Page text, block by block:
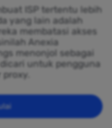
ISP tertentu lebih
yang lain adalah
membatasi akses
Anexia
menonjol sebagai
untuk pengguna